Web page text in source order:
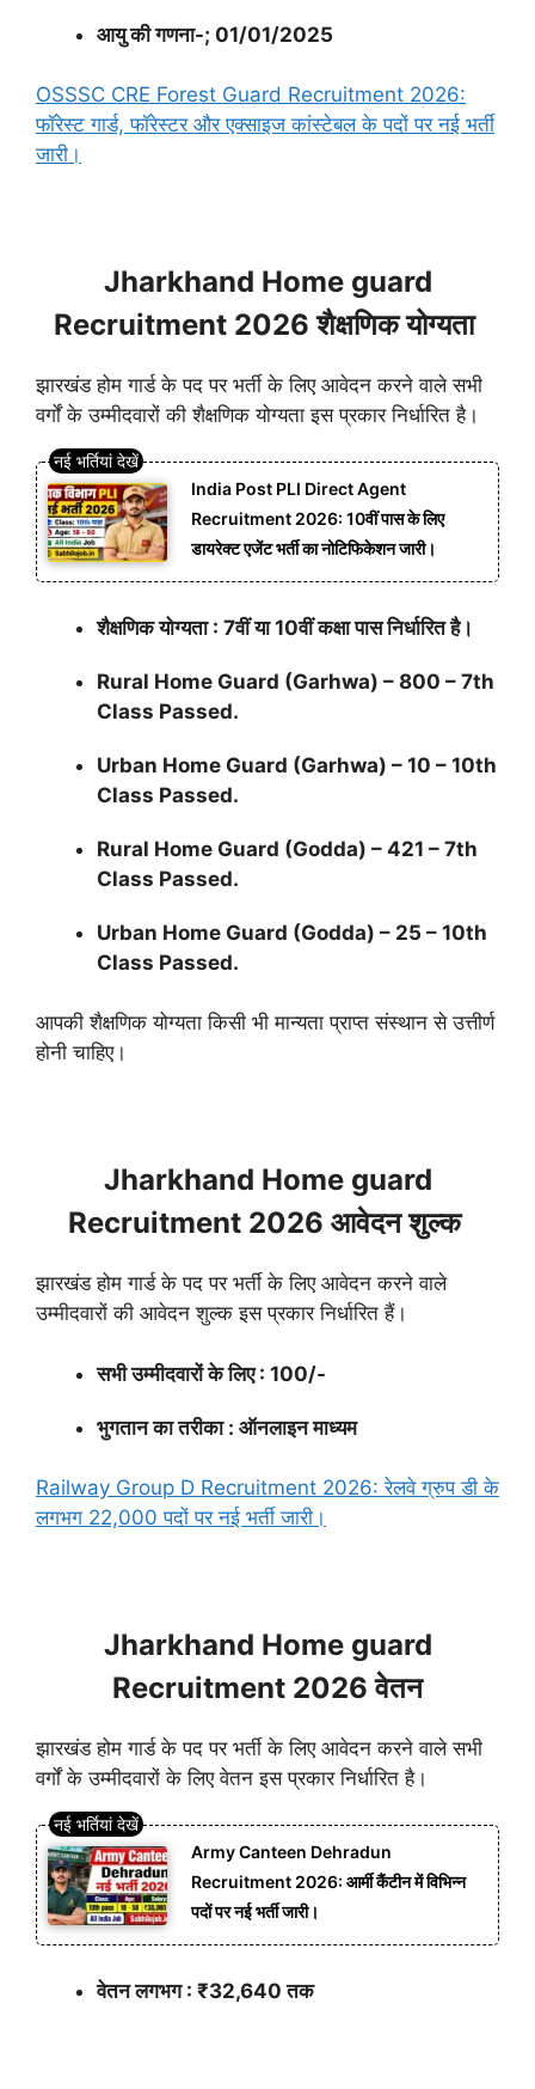
आयु की गणना-; 01/01/2025
OSSSC CRE Forest Guard Recruitment 2026:
फॉरेस्ट गार्ड, फॉरेस्टर और एक्साइज कांस्टेबल के पदों पर नई भर्ती
जारी।
Jharkhand Home guard
Recruitment 2026 शैक्षणिक योग्यता
झारखंड होम गार्ड के पद पर भर्ती के लिए आवेदन करने वाले सभी
वर्गों के उम्मीदवारों की शैक्षणिक योग्यता इस प्रकार निर्धारित है।
India Post PLI Direct Agent
Recruitment 2026: 10वीं पास के लिए
डायरेक्ट एजेंट भर्ती का नोटिफिकेशन जारी।
शैक्षणिक योग्यता : 7वीं या 10वीं कक्षा पास निर्धारित है।
Rural Home Guard (Garhwa) – 800 – 7th
Class Passed.
Urban Home Guard (Garhwa) – 10 – 10th
Class Passed.
Rural Home Guard (Godda) – 421 – 7th
Class Passed.
Urban Home Guard (Godda) – 25 – 10th
Class Passed.
आपकी शैक्षणिक योग्यता किसी भी मान्यता प्राप्त संस्थान से उत्तीर्ण
होनी चाहिए।
Jharkhand Home guard
Recruitment 2026 आवेदन शुल्क
झारखंड होम गार्ड के पद पर भर्ती के लिए आवेदन करने वाले
उम्मीदवारों की आवेदन शुल्क इस प्रकार निर्धारित हैं।
सभी उम्मीदवारों के लिए : 100/-
भुगतान का तरीका : ऑनलाइन माध्यम
Railway Group D Recruitment 2026: रेलवे ग्रुप डी के
लगभग 22,000 पदों पर नई भर्ती जारी।
Jharkhand Home guard
Recruitment 2026 वेतन
झारखंड होम गार्ड के पद पर भर्ती के लिए आवेदन करने वाले सभी
वर्गों के उम्मीदवारों के लिए वेतन इस प्रकार निर्धारित है।
Army Canteen Dehradun
Recruitment 2026: आर्मी कैंटीन में विभिन्न
पदों पर नई भर्ती जारी।
वेतन लगभग : ₹32,640 तक